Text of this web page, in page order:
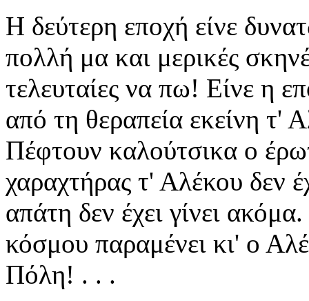
Η δεύτερη εποχή είνε
πολλή μα και μερικές
τελευταίες να πω! Είνε η
από τη θεραπεία εκείνη τ'
Πέφτουν καλούτσικα ο
χαραχτήρας τ' Αλέκου δεν
απάτη δεν έχει γίνει
κόσμου παραμένει κι' ο
Πόλη! . . .